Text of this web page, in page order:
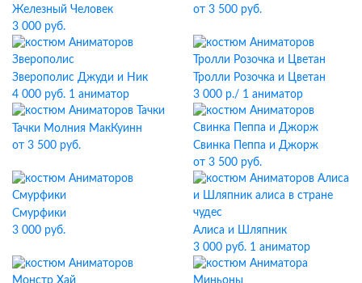
Железный Человек
3 000 руб.
от 3 500 руб.
Зверополис Джуди и Ник
4 000 руб. 1 аниматор
Тролли Розочка и Цветан
3 000 р./ 1 аниматор
Тачки Молния МакКуинн
от 3 500 руб.
Свинка Пеппа и Джорж
от 3 500 руб.
Смурфики
3 000 руб.
Алиса и Шляпник
3 000 руб. 1 аниматор